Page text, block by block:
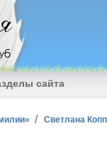
сайта
Светлана